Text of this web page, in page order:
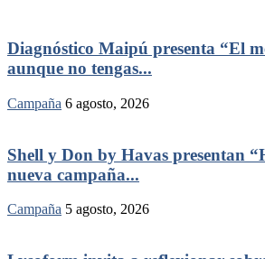
Diagnóstico Maipú presenta “El
aunque no tengas...
Campaña 6 agosto, 2026
Shell y Don by Havas presentan
nueva campaña...
Campaña 5 agosto, 2026